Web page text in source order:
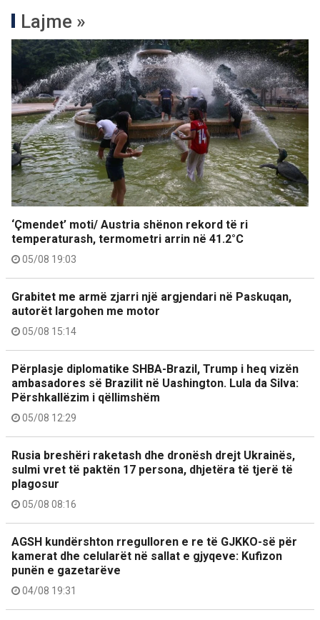
Lajme »
‘Çmendet’ moti/ Austria shënon rekord të ri
temperaturash, termometri arrin në 41.2°C
05/08 19:03
Grabitet me armë zjarri një argjendari në Paskuqan,
autorët largohen me motor
05/08 15:14
Përplasje diplomatike SHBA-Brazil, Trump i heq vizën
ambasadores së Brazilit në Uashington. Lula da Silva:
Përshkallëzim i qëllimshëm
05/08 12:29
Rusia breshëri raketash dhe dronësh drejt Ukrainës,
sulmi vret të paktën 17 persona, dhjetëra të tjerë të
plagosur
05/08 08:16
AGSH kundërshton rregulloren e re të GJKKO-së për
kamerat dhe celularët në sallat e gjyqeve: Kufizon
punën e gazetarëve
04/08 19:31